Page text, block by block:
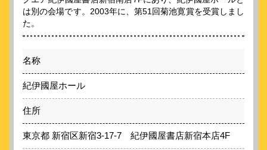
は別の会場です。2003年に、第51回菊池寛賞を受賞しまし
た。
名称
紀伊國屋ホール
住所
東京都 新宿区新宿3-17-7 紀伊國屋書店新宿本店4F